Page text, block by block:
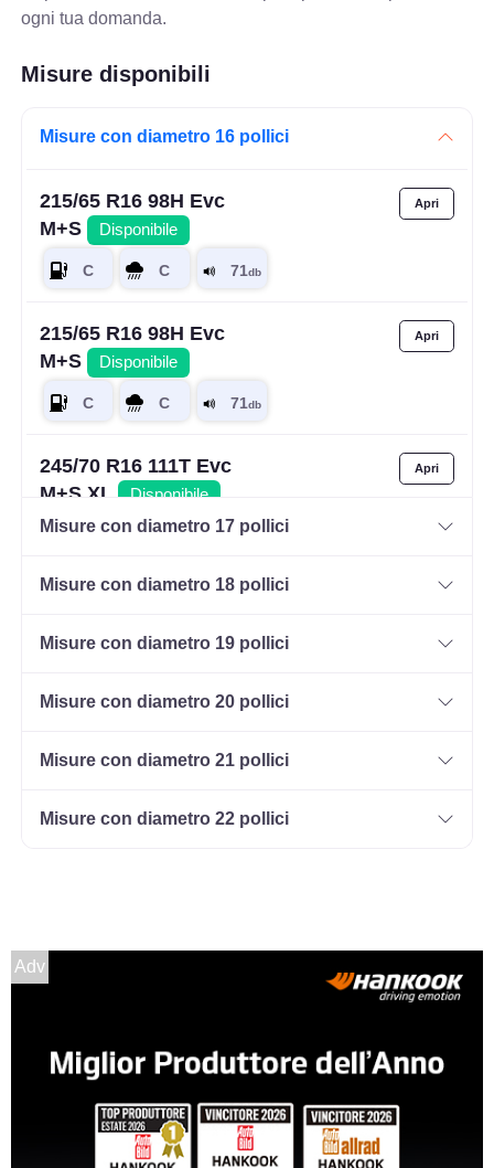
ogni tua domanda.
Misure disponibili
Misure con diametro 16 pollici
215/65 R16 98H Evc
M+S
Disponibile
215/65 R16 98H Evc
M+S
Disponibile
245/70 R16 111T Evc
M+S XL
Disponibile
Misure con diametro 17 pollici
Misure con diametro 18 pollici
Misure con diametro 19 pollici
Misure con diametro 20 pollici
Misure con diametro 21 pollici
Misure con diametro 22 pollici
Adv